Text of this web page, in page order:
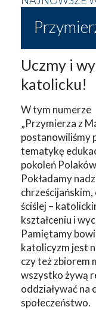
Uczmy i
katolicku!
W tym numerze
„Przymierza z
postanowiliśmy
tematykę
pokoleń
Pokładamy
chrześcijańskim,
ściślej –
kształceniu i
Pamiętamy
katolicyzm jest
czy też zbiorem
wszystko żywą
oddziaływać na
społeczeństwo.